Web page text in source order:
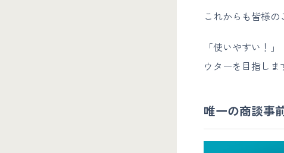
これからも皆様の
「使いやすい！
ウターを目指しま
唯一の商談事